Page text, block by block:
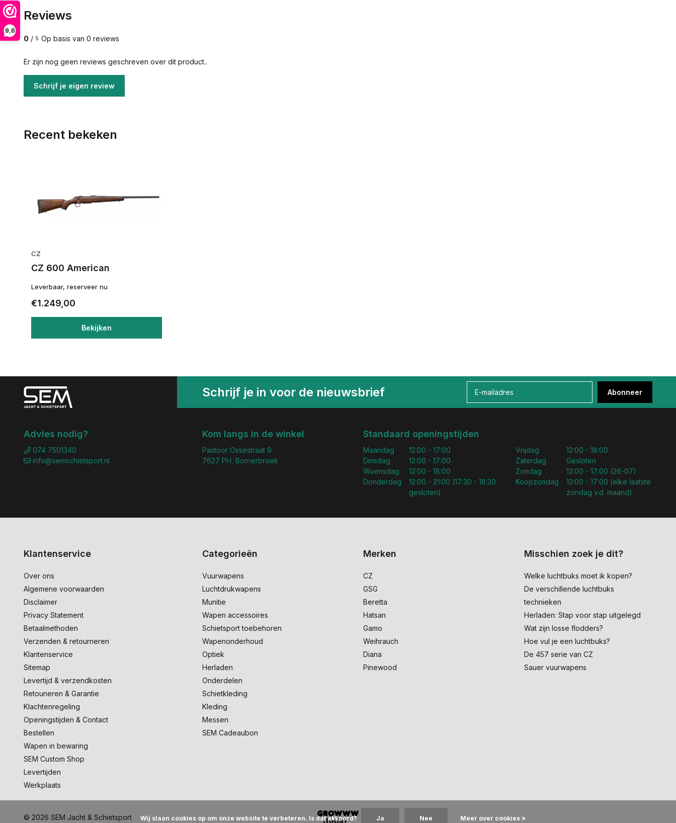
9,6
Reviews
0 / 5 Op basis van 0 reviews
Er zijn nog geen reviews geschreven over dit product..
Schrijf je eigen review
Recent bekeken
CZ
CZ 600 American
Leverbaar, reserveer nu
€1.249,00
Bekijken
Schrijf je in voor de nieuwsbrief Abonneer
Advies nodig?
074 7501340
info@semschietsport.nl
Kom langs in de winkel
Pastoor Ossestraat 9
7627 PH, Bornerbroek
Standaard openingstijden
Maandag
Dinsdag
Woensdag
Donderdag
12:00 - 17:00
12:00 - 17:00
12:00 - 18:00
12:00 - 21:00 (17:30 - 18:30
gesloten)
Vrijdag
Zaterdag
Zondag
Koopzondag
12:00 - 18:00
Gesloten
12:00 - 17:00 (26-07)
12:00 - 17:00 (elke laatste
zondag v.d. maand)
Klantenservice
Over ons
Algemene voorwaarden
Disclaimer
Privacy Statement
Betaalmethoden
Verzenden & retourneren
Klantenservice
Sitemap
Levertijd & verzendkosten
Retouneren & Garantie
Klachtenregeling
Openingstijden & Contact
Bestellen
Wapen in bewaring
SEM Custom Shop
Levertijden
Werkplaats
Categorieën
Vuurwapens
Luchtdrukwapens
Munitie
Wapen accessoires
Schietsport toebehoren
Wapenonderhoud
Optiek
Herladen
Onderdelen
Schietkleding
Kleding
Messen
SEM Cadeaubon
Merken
CZ
GSG
Beretta
Hatsan
Gamo
Weihrauch
Diana
Pinewood
Misschien zoek je dit?
Welke luchtbuks moet ik kopen?
De verschillende luchtbuks
technieken
Herladen: Stap voor stap uitgelegd
Wat zijn losse flodders?
Hoe vul je een luchtbuks?
De 457 serie van CZ
Sauer vuurwapens
© 2026 SEM Jacht & Schietsport Wij slaan cookies op om onze website te verbeteren. Is dat akkoord? Ja Nee Meer over cookies »